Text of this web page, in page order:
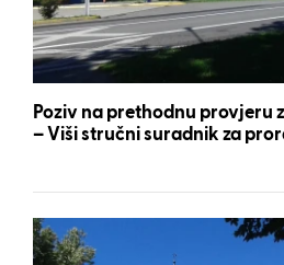
Poziv na prethodnu provjeru
– Viši stručni suradnik za